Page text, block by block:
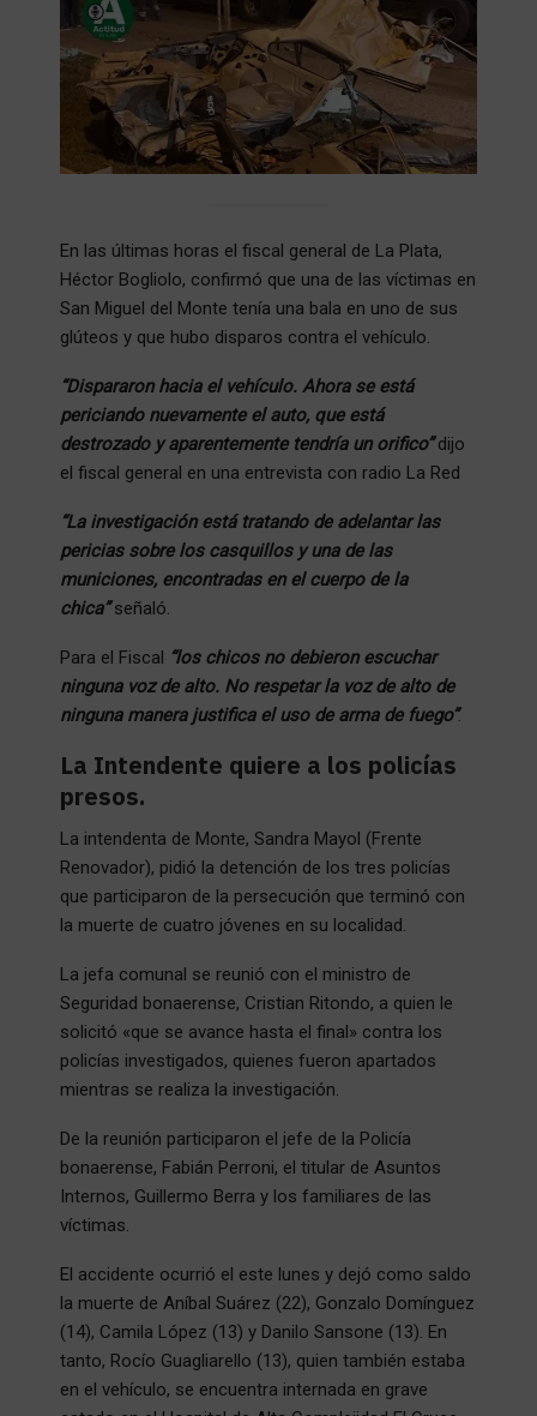
En las últimas horas el fiscal general de La Plata,
Héctor Bogliolo, confirmó que una de las víctimas en
San Miguel del Monte tenía una bala en uno de sus
glúteos y que hubo disparos contra el vehículo.
“Dispararon hacia el vehículo. Ahora se está
periciando nuevamente el auto, que está
destrozado y aparentemente tendría un orifico”dijo
el fiscal general en una entrevista con radio La Red
“La investigación está tratando de adelantar las
pericias sobre los casquillos y una de las
municiones, encontradas en el cuerpo de la
chica”señaló.
Para el Fiscal “los chicos no debieron escuchar
ninguna voz de alto. No respetar la voz de alto de
ninguna manera justifica el uso de arma de fuego”.
La Intendente quiere a los policías
presos.
La intendenta de Monte, Sandra Mayol (Frente
Renovador), pidió la detención de los tres policías
que participaron de la persecución que terminó con
la muerte de cuatro jóvenes en su localidad.
La jefa comunal se reunió con el ministro de
Seguridad bonaerense, Cristian Ritondo, a quien le
solicitó «que se avance hasta el final» contra los
policías investigados, quienes fueron apartados
mientras se realiza la investigación.
De la reunión participaron el jefe de la Policía
bonaerense, Fabián Perroni, el titular de Asuntos
Internos, Guillermo Berra y los familiares de las
víctimas.
El accidente ocurrió el este lunes y dejó como saldo
la muerte de Aníbal Suárez (22), Gonzalo Domínguez
(14), Camila López (13) y Danilo Sansone (13). En
tanto, Rocío Guagliarello (13), quien también estaba
en el vehículo, se encuentra internada en grave